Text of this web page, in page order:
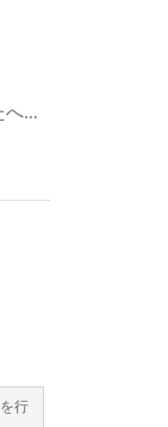
６月がつらいあなたへ｜頑張れない日にも意味がある
行